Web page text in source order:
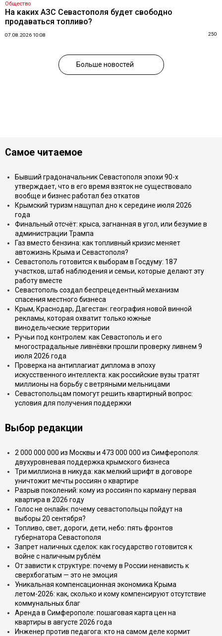
Общество
На каких АЗС Севастополя будет свободно
продаваться топливо?
07.08.2026 10:08 250
Больше новостей
Самое читаемое
Бывший градоначальник Севастополя эпохи 90-х
утверждает, что в его время взяток не существовало
вообще и бизнес работал без откатов
Крымский туризм нащупал дно к середине июля 2026
года
Финальный отсчёт: крыса, загнанная в угол, или безумие в
администрации Трампа
Газ вместо бензина: как топливный кризис меняет
автожизнь Крыма и Севастополя?
Севастополь готовится к выборам в Госдуму: 187
участков, штаб наблюдения и семьи, которые делают эту
работу вместе
Севастополь создал беспрецедентный механизм
спасения местного бизнеса
Крым, Краснодар, Дагестан: география новой винной
рекламы, которая охватит только южные
винодельческие территории
Ручьи под контролем: как Севастополь и его
многострадальные ливнёвки прошли проверку ливнем 9
июля 2026 года
Проверка на антиплагиат диплома в эпоху
искусственного интеллекта: как российские вузы тратят
миллионы на борьбу с ветряными мельницами
Севастопольцам помогут решить квартирный вопрос:
условия для получения поддержки
Выбор редакции
2 000 000 000 из Москвы и 473 000 000 из Симферополя:
двухуровневая поддержка крымского бизнеса
Три миллиона в никуда: как мелкий шрифт в договоре
уничтожит мечты россиян о квартире
Разрыв поколений: кому из россиян по карману первая
квартира в 2026 году
Голос не онлайн: почему севастопольцы пойдут на
выборы 20 сентября?
Топливо, свет, дороги, дети, небо: пять фронтов
губернатора Севастополя
Запрет наличных сделок: как государство готовится к
войне с наличным рублём
От зависти к структуре: почему в России ненависть к
сверхбогатым — это не эмоция
Уникальная компенсационная экономика Крыма
летом-2026: как, сколько и кому компенсируют отсутствие
коммунальных благ
Аренда в Симферополе: пошаговая карта цен на
квартиры в августе 2026 года
Инженер против педагога: кто на самом деле кормит